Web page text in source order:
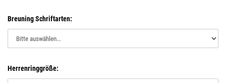
Breuning Schriftarten:
Herrenringgröße: